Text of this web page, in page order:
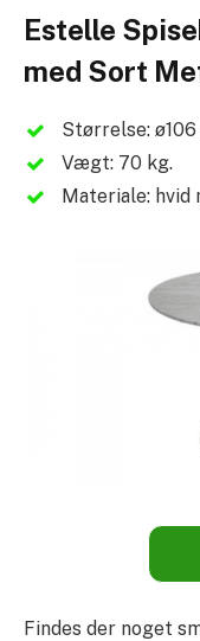
Estelle
med Sort
Størrelse:
Vægt: 70 kg.
Materiale: hvid
Findes der noget